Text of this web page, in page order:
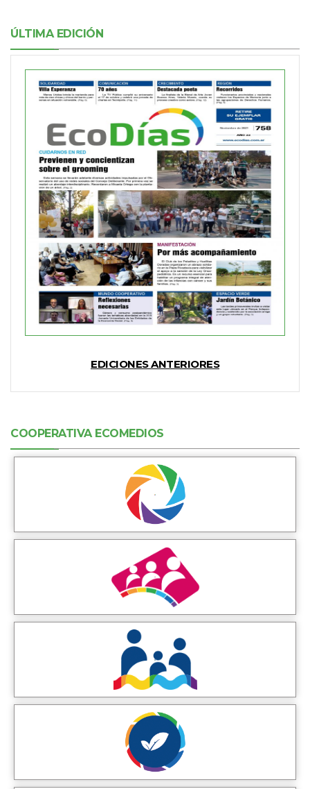
ÚLTIMA EDICIÓN
EDICIONES ANTERIORES
COOPERATIVA ECOMEDIOS